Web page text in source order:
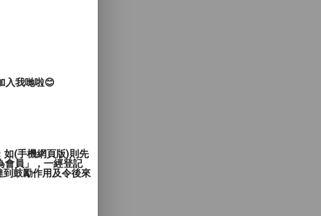
入我哋啦😊
如(手機網頁版)則先
會員」，一經登記
到鼓勵作用及令後來